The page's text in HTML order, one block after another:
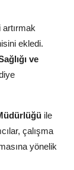
ekledi.
ve
ile
çalışma
yönelik